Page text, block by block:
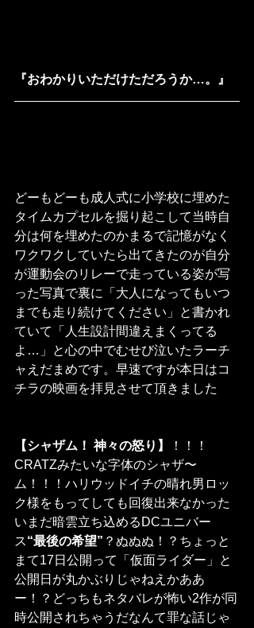
『おわかりいただけただろうか…。』
どーもどーも成人式に小学校に埋めた
タイムカプセルを掘り起こして当時自
分は何を埋めたのかまるで記憶がなく
ワクワクしていたら出てきたのが自分
が運動会のリレーで走っている姿が写
った写真で裏に「大人になってもいつ
までも走り続けてください」と書かれ
ていて「人生設計間違えまくってる
よ…」と心の中でむせび泣いたラーチ
ャえだまめです。早速ですが本日はコ
チラの映画を拝見させて頂きました
【シャザム！ 神々の怒り】
！！！
CRATZみたいな字体のシャザ〜
ム！！！ハリウッドイチの晴れ男ロッ
ク様をもってしても回復出来なかった
いまだ暗雲立ち込めるDCユニバー
ス“最後の希望” ？ぬぬぬ！？ちょっと
まて17日公開って「仮面ライダー」と
公開日が丸かぶりじゃねえかああ
ー！？どっちもネタバレが怖い2作が同
時公開されちゃうだなんて罪な話じゃ